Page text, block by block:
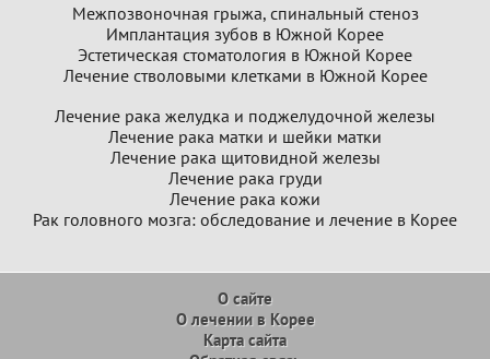
Межпозвоночная грыжа, спинальный стеноз
Имплантация зубов в Южной Корее
Эстетическая стоматология в Южной Корее
Лечение стволовыми клетками в Южной Корее
Лечение рака желудка и поджелудочной железы
Лечение рака матки и шейки матки
Лечение рака щитовидной железы
Лечение рака груди
Лечение рака кожи
Рак головного мозга: обследование и лечение в Корее
О сайте
О лечении в Корее
Карта сайта